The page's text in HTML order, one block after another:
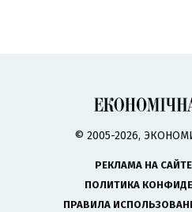
© 2005-2026,
РЕКЛАМА НА САЙТЕ
ПОЛИТИКА
ПРАВИЛА